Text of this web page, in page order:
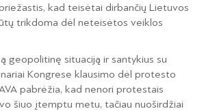
kad teisėtai dirbančių Lietuvos
trikdoma dėl neteisėtos veiklos
geopolitinę situaciją ir santykius su
nariai Kongrese klausimo dėl protesto
pabrėžia, kad nenori protestais
šiuo įtemptu metu, tačiau nuoširdžiai